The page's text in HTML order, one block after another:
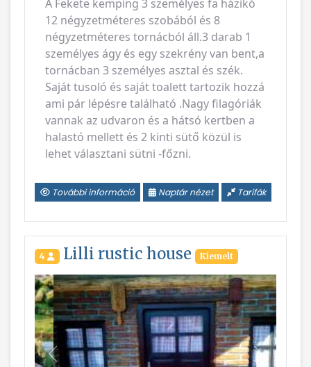
A Fekete kemping 3 személyes fa házikó
12 négyzetméteres szobából és 8
négyzetméteres tornácból áll.3 darab 1
személyes ágy és egy szekrény van bent,a
tornácban 3 személyes asztal és szék.
Saját tusoló és saját toalett tartozik hozzá
ami pár lépésre található .Nagy filagóriák
vannak az udvaron és a hátsó kertben a
halastó mellett és 2 kinti sütő közül is
lehet választani sütni -főzni.
További információ Naptár nézet Tarifák
4 Lilli rustic house Kiemelt
Vissza